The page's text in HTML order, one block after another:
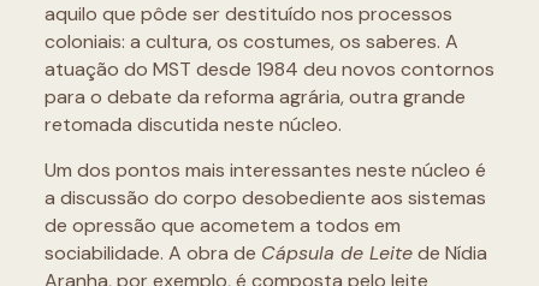
aquilo que pôde ser destituído nos processos
coloniais: a cultura, os costumes, os saberes. A
atuação do MST desde 1984 deu novos contornos
para o debate da reforma agrária, outra grande
retomada discutida neste núcleo.
Um dos pontos mais interessantes neste núcleo é
a discussão do corpo desobediente aos sistemas
de opressão que acometem a todos em
sociabilidade. A obra de Cápsula de Leitede Nídia
Aranha, por exemplo, é composta pelo leite